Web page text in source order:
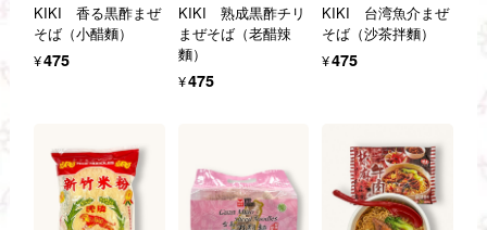
KIKI 香る黒酢まぜ
そば（小醋麵）
¥475
KIKI 熟成黒酢チリ
まぜそば（老醋辣
麵）
¥475
KIKI 台湾魚介まぜ
そば（沙茶拌麵）
¥475